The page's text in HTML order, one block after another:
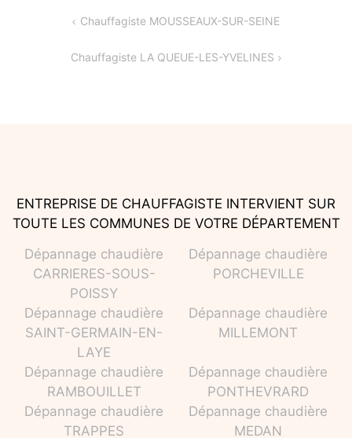
NavigationChauffagiste MOUSSEAUX-SUR-SEINE
Chauffagiste LA QUEUE-LES-YVELINES
ENTREPRISE DE CHAUFFAGISTE INTERVIENT SUR
TOUTE LES COMMUNES DE VOTRE DÉPARTEMENT
Dépannage chaudière
CARRIERES-SOUS-
POISSY
Dépannage chaudière
PORCHEVILLE
Dépannage chaudière
SAINT-GERMAIN-EN-
LAYE
Dépannage chaudière
MILLEMONT
Dépannage chaudière
RAMBOUILLET
Dépannage chaudière
PONTHEVRARD
Dépannage chaudière
TRAPPES
Dépannage chaudière
MEDAN